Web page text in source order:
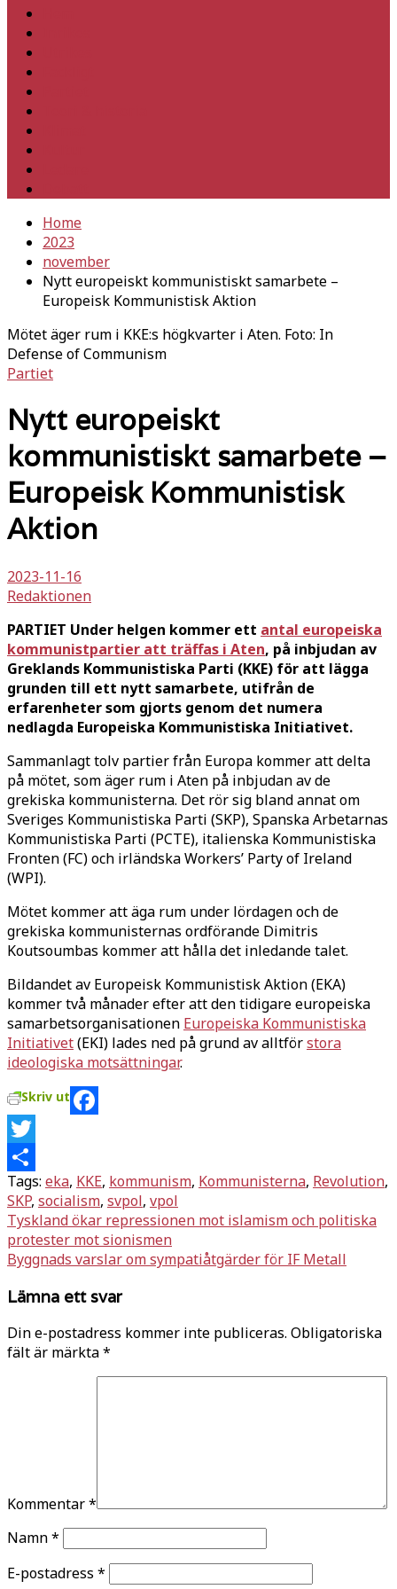
Home
2023
november
Nytt europeiskt kommunistiskt samarbete –
Europeisk Kommunistisk Aktion
Mötet äger rum i KKE:s högkvarter i Aten. Foto: In
Defense of Communism
Partiet
Nytt europeiskt
kommunistiskt samarbete –
Europeisk Kommunistisk
Aktion
2023-11-16
Redaktionen
PARTIET Under helgen kommer ett antal europeiska
kommunistpartier att träffas i Aten, på inbjudan av
Greklands Kommunistiska Parti (KKE) för att lägga
grunden till ett nytt samarbete, utifrån de
erfarenheter som gjorts genom det numera
nedlagda Europeiska Kommunistiska Initiativet.
Sammanlagt tolv partier från Europa kommer att delta
på mötet, som äger rum i Aten på inbjudan av de
grekiska kommunisterna. Det rör sig bland annat om
Sveriges Kommunistiska Parti (SKP), Spanska Arbetarnas
Kommunistiska Parti (PCTE), italienska Kommunistiska
Fronten (FC) och irländska Workers’ Party of Ireland
(WPI).
Mötet kommer att äga rum under lördagen och de
grekiska kommunisternas ordförande Dimitris
Koutsoumbas kommer att hålla det inledande talet.
Bildandet av Europeisk Kommunistisk Aktion (EKA)
kommer två månader efter att den tidigare europeiska
samarbetsorganisationen Europeiska Kommunistiska
Initiativet(EKI) lades ned på grund av alltförstora
ideologiska motsättningar.
Skriv ut
Facebook
Twitter
Dela
Tags: eka, KKE, kommunism, Kommunisterna, Revolution,
SKP, socialism, svpol, vpol
Inläggsnavigering
Tyskland ökar repressionen mot islamism och politiska
protester mot sionismen
Byggnads varslar om sympatiåtgärder för IF Metall
Lämna ett svar
Din e-postadress kommer inte publiceras. Obligatoriska
fält är märkta*
Kommentar*
Namn*
E-postadress *